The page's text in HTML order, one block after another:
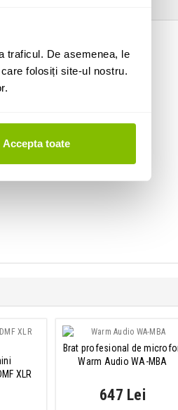
traficul. De asemenea, le
folosiți site-ul nostru.
Accepta toate
XLR
Brat profesional de
Warm Audio WA-MBA
647 Lei